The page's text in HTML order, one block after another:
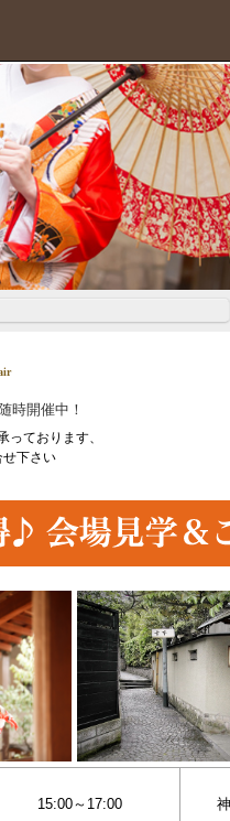
時開催中！
っております、
せ下さい
15:00～17:00